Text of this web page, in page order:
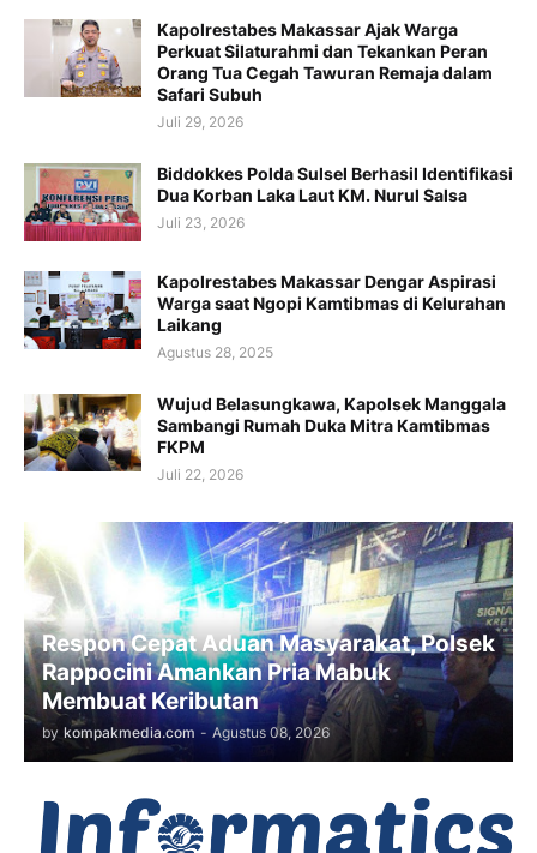
Kapolrestabes Makassar Ajak Warga
Perkuat Silaturahmi dan Tekankan Peran
Orang Tua Cegah Tawuran Remaja dalam
Safari Subuh
Juli 29, 2026
Biddokkes Polda Sulsel Berhasil Identifikasi
Dua Korban Laka Laut KM. Nurul Salsa
Juli 23, 2026
Kapolrestabes Makassar Dengar Aspirasi
Warga saat Ngopi Kamtibmas di Kelurahan
Laikang
Agustus 28, 2025
Wujud Belasungkawa, Kapolsek Manggala
Sambangi Rumah Duka Mitra Kamtibmas
FKPM
Juli 22, 2026
Respon Cepat Aduan Masyarakat, Polsek
Rappocini Amankan Pria Mabuk
Membuat Keributan
by kompakmedia.com - Agustus 08, 2026